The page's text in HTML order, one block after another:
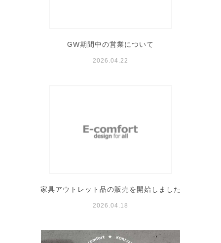
GW期間中の営業について
2026.04.22
家具アウトレット品の販売を開始しました
2026.04.18